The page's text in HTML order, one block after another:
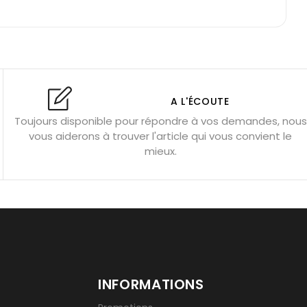
Fluorite : pierre la plus colorée
Bracelets de perles pour homme
gemme ? Signification des pierres de naissance
A L'ÉCOUTE
Toujours disponible pour répondre à vos demandes, nous
vous aiderons à trouver l'article qui vous convient le
mieux.
INFORMATIONS